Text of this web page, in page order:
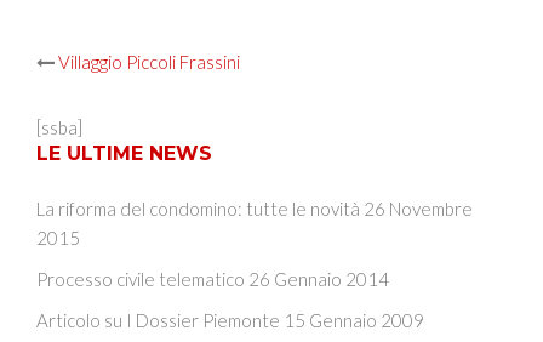
Post
navigation
Villaggio Piccoli Frassini
[ssba]
LE ULTIME NEWS
La riforma del condomino: tutte le novità 26 Novembre
2015
Processo civile telematico 26 Gennaio 2014
Articolo su I Dossier Piemonte 15 Gennaio 2009